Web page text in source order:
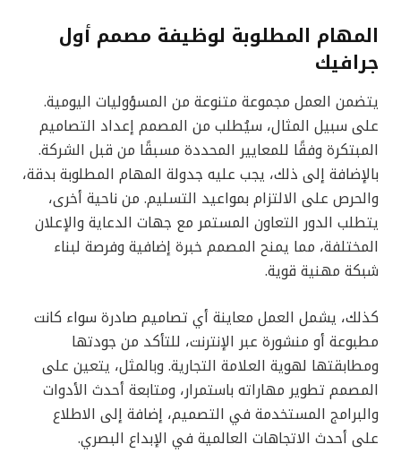
المهام المطلوبة لوظيفة مصمم أول
جرافيك
يتضمن العمل مجموعة متنوعة من المسؤوليات اليومية.
على سبيل المثال، سيُطلب من المصمم إعداد التصاميم
المبتكرة وفقًا للمعايير المحددة مسبقًا من قبل الشركة.
بالإضافة إلى ذلك، يجب عليه جدولة المهام المطلوبة بدقة،
والحرص على الالتزام بمواعيد التسليم. من ناحية أخرى،
يتطلب الدور التعاون المستمر مع جهات الدعاية والإعلان
المختلفة، مما يمنح المصمم خبرة إضافية وفرصة لبناء
شبكة مهنية قوية.
كذلك، يشمل العمل معاينة أي تصاميم صادرة سواء كانت
مطبوعة أو منشورة عبر الإنترنت، للتأكد من جودتها
ومطابقتها لهوية العلامة التجارية. وبالمثل، يتعين على
المصمم تطوير مهاراته باستمرار، ومتابعة أحدث الأدوات
والبرامج المستخدمة في التصميم، إضافة إلى الاطلاع
على أحدث الاتجاهات العالمية في الإبداع البصري.